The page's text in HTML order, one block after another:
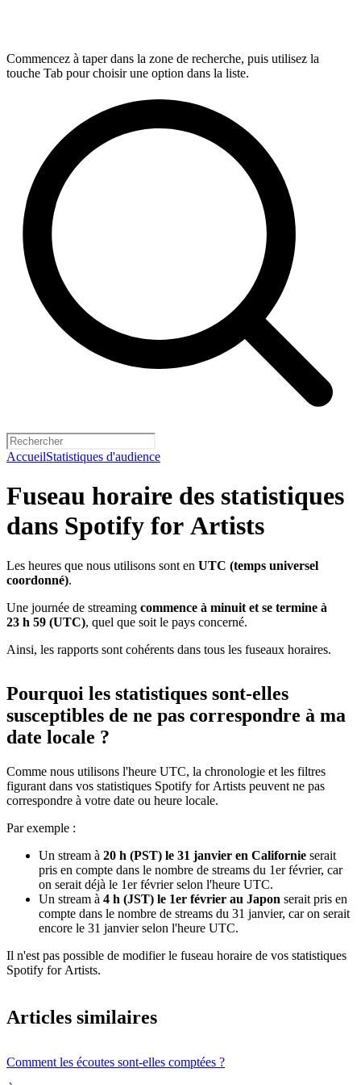
Commencez à taper dans la zone de recherche, puis utilisez la
touche Tab pour choisir une option dans la liste.
AccueilStatistiques d'audience
Fuseau horaire des statistiques
dans Spotify for Artists
Les heures que nous utilisons sont en UTC (temps universel
coordonné).
Une journée de streaming commence à minuit et se termine à
23 h 59 (UTC), quel que soit le pays concerné.
Ainsi, les rapports sont cohérents dans tous les fuseaux horaires.
Pourquoi les statistiques sont-elles
susceptibles de ne pas correspondre à ma
date locale ?
Comme nous utilisons l'heure UTC, la chronologie et les filtres
figurant dans vos statistiques Spotify for Artists peuvent ne pas
correspondre à votre date ou heure locale.
Par exemple :
Un stream à 20 h (PST) le 31 janvier en Californie serait
pris en compte dans le nombre de streams du 1er février, car
on serait déjà le 1er février selon l'heure UTC.
Un stream à 4 h (JST) le 1er février au Japon serait pris en
compte dans le nombre de streams du 31 janvier, car on serait
encore le 31 janvier selon l'heure UTC.
Il n'est pas possible de modifier le fuseau horaire de vos statistiques
Spotify for Artists.
Articles similaires
Comment les écoutes sont-elles comptées ?